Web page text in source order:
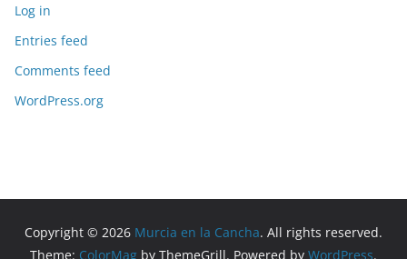
Log in
Entries feed
Comments feed
WordPress.org
Copyright © 2026 Murcia en la Cancha. All rights reserved.
Theme: ColorMag by ThemeGrill. Powered by WordPress.